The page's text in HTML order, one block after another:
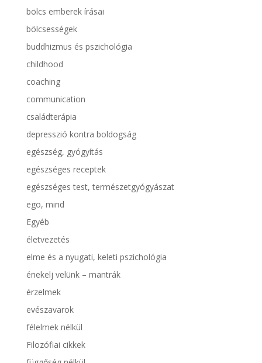
bölcs emberek írásai
bölcsességek
buddhizmus és pszichológia
childhood
coaching
communication
családterápia
depresszió kontra boldogság
egészség, gyógyítás
egészséges receptek
egészséges test, természetgyógyászat
ego, mind
Egyéb
életvezetés
elme és a nyugati, keleti pszichológia
énekelj velünk – mantrák
érzelmek
evészavarok
félelmek nélkül
Filozófiai cikkek